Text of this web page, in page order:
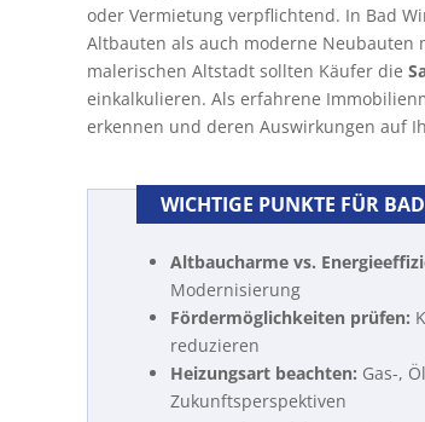
oder Vermietung verpflichtend. In Bad
Altbauten als auch moderne Neubauten
malerischen Altstadt sollten Käufer die
einkalkulieren. Als erfahrene
erkennen und deren Auswirkungen auf
WICHTIGE PUNKTE FÜR
Altbaucharme vs.
Modernisierung
Fördermöglichkeiten prüfen:
reduzieren
Heizungsart beachten: Gas-,
Zukunftsperspektiven